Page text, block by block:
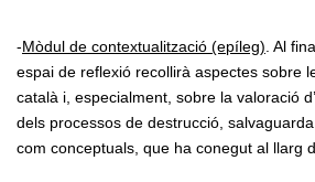
-Mòdul de contextualització (epíleg) . Al
espai de reflexió recollirà aspectes sobre
català i, especialment, sobre la valoració
dels processos de destrucció,
com conceptuals, que ha conegut al llarg